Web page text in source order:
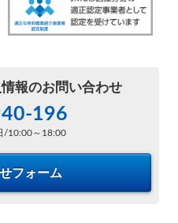
報のお問い合わせ
196
/10:00～18:00
フォーム